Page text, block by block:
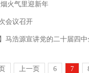
火气里迎新年
会议召开
马浩源宣讲党的二十届四
上一页 6 7